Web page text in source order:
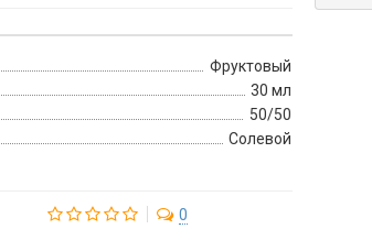
Фруктовый
30 мл
50/50
Солевой
0